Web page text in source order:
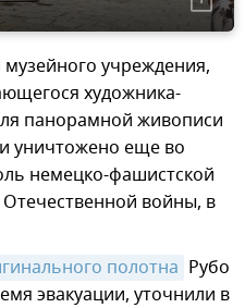
учреждения,
художника-
панорамной живописи
уничтожено еще во
немецко-фашистской
войны, в
полотна Рубо
эвакуации, уточнили в